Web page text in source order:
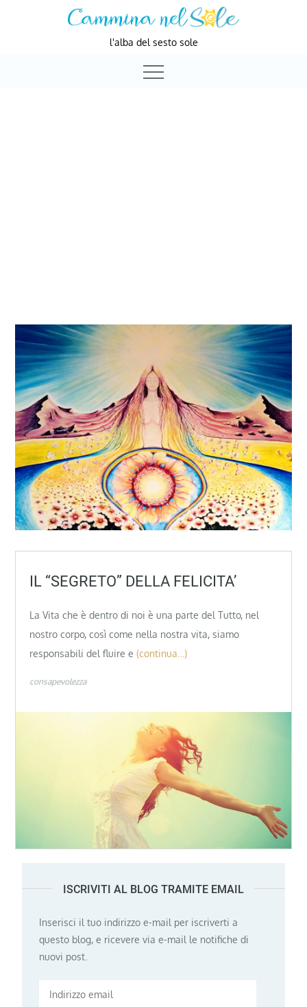
l'alba del sesto sole
IL “SEGRETO” DELLA FELICITA’
La Vita che è dentro di noi è una parte del Tutto, nel
nostro corpo, così come nella nostra vita, siamo
responsabili del fluire e (continua…)
consapevolezza
ISCRIVITI AL BLOG TRAMITE EMAIL
Inserisci il tuo indirizzo e-mail per iscriverti a
questo blog, e ricevere via e-mail le notifiche di
nuovi post.
Indirizzo